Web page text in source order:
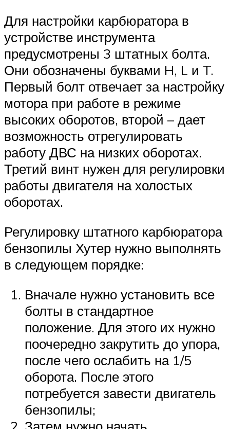
Для настройки карбюратора в
устройстве инструмента
предусмотрены 3 штатных болта.
Они обозначены буквами H, L и T.
Первый болт отвечает за настройку
мотора при работе в режиме
высоких оборотов, второй – дает
возможность отрегулировать
работу ДВС на низких оборотах.
Третий винт нужен для регулировки
работы двигателя на холостых
оборотах.
Регулировку штатного карбюратора
бензопилы Хутер нужно выполнять
в следующем порядке:
Вначале нужно установить все
болты в стандартное
положение. Для этого их нужно
поочередно закрутить до упора,
после чего ослабить на 1/5
оборота. После этого
потребуется завести двигатель
бензопилы;